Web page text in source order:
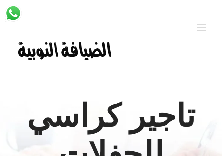
تاجير كراسي